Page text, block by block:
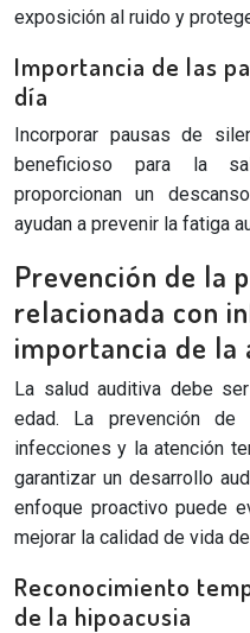
exposición al ruido y
Importancia de las
día
Incorporar pausas de
beneficioso para la
proporcionan un
ayudan a prevenir la fatiga
Prevención de la
relacionada con
importancia de la
La salud auditiva debe
edad. La prevención
infecciones y la atención
garantizar un desarrollo
enfoque proactivo puede
mejorar la calidad de vida
Reconocimiento
de la hipoacusia